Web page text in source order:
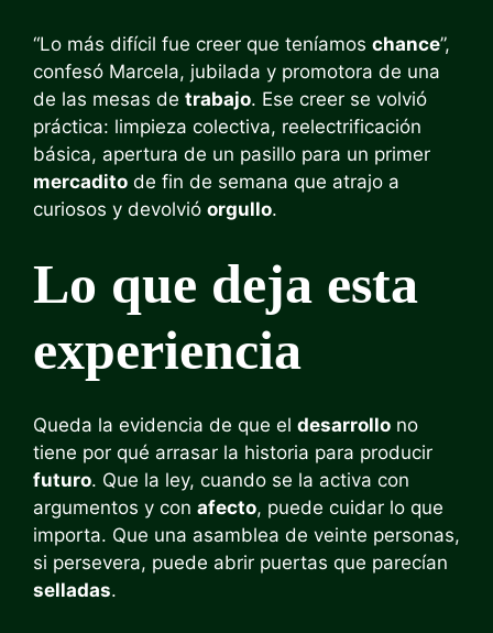
“Lo más difícil fue creer que teníamos chance”,
confesó Marcela, jubilada y promotora de una
de las mesas de trabajo. Ese creer se volvió
práctica: limpieza colectiva, reelectrificación
básica, apertura de un pasillo para un primer
mercadito de fin de semana que atrajo a
curiosos y devolvió orgullo.
Lo que deja esta
experiencia
Queda la evidencia de que el desarrollo no
tiene por qué arrasar la historia para producir
futuro. Que la ley, cuando se la activa con
argumentos y con afecto, puede cuidar lo que
importa. Que una asamblea de veinte personas,
si persevera, puede abrir puertas que parecían
selladas.